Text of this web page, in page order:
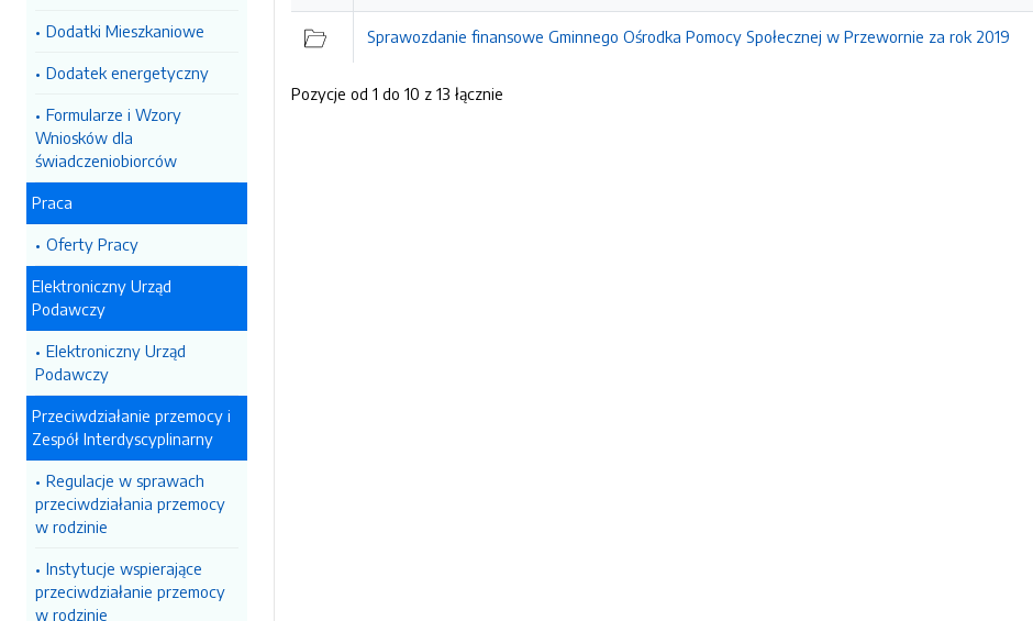
Dodatki Mieszkaniowe
Dodatek energetyczny
Formularze i Wzory
Wniosków dla
świadczeniobiorców
Praca
Oferty Pracy
Elektroniczny Urząd
Podawczy
Elektroniczny Urząd
Podawczy
Przeciwdziałanie przemocy i
Zespół Interdyscyplinarny
Regulacje w sprawach
przeciwdziałania przemocy
w rodzinie
Instytucje wspierające
przeciwdziałanie przemocy
w rodzinie
Sprawozdanie finansowe Gminnego Ośrodka Pomocy Społecznej w Przewornie za rok 2019
Pozycje od 1 do 10 z 13 łącznie